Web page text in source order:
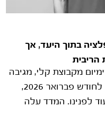
בתוך היעד, אך
מקבוצת קלי, מגיבה
לפרסום מדד המחירים לצרכן לחודש פברואר 2026,
לפנינו. המדד עלה